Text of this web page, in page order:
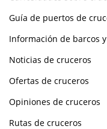
Guía de puertos de
Información de barcos
Noticias de cruceros
Ofertas de cruceros
Opiniones de cruceros
Rutas de cruceros